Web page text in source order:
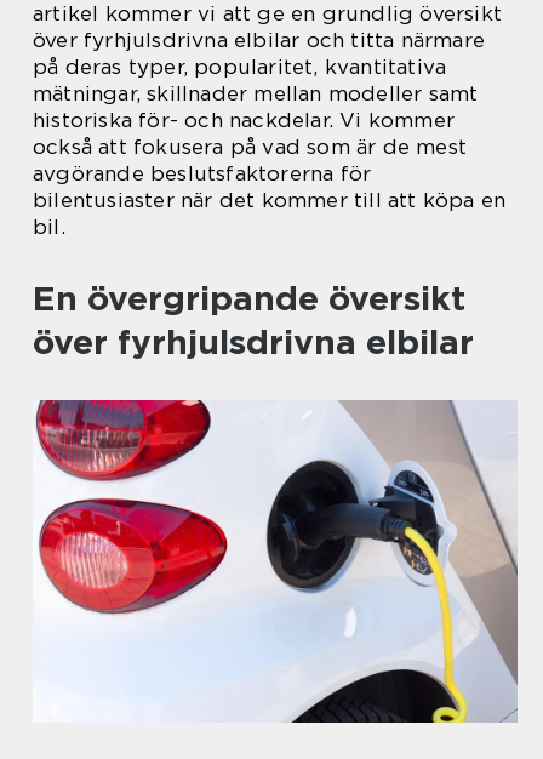
artikel kommer vi att ge en grundlig översikt
över fyrhjulsdrivna elbilar och titta närmare
på deras typer, popularitet, kvantitativa
mätningar, skillnader mellan modeller samt
historiska för- och nackdelar. Vi kommer
också att fokusera på vad som är de mest
avgörande beslutsfaktorerna för
bilentusiaster när det kommer till att köpa en
bil.
En övergripande översikt
över fyrhjulsdrivna elbilar